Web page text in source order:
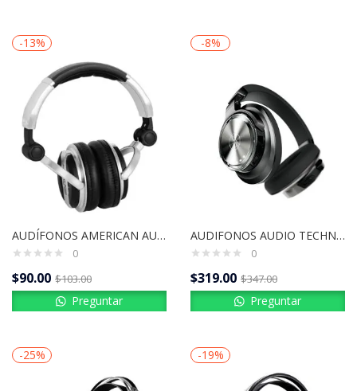
-13%
AUDÍFONOS AMERICAN AUDIO HP700
0
$90.00 $103.00
Preguntar
-8%
AUDIFONOS AUDIO TECHNICA | ATH-DSR9BT
0
$319.00 $347.00
Preguntar
-25% -19%